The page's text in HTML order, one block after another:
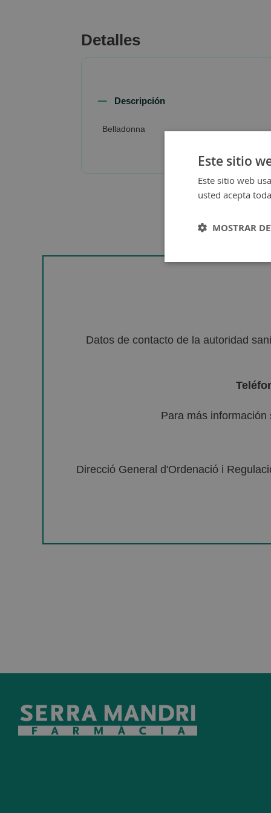
Detalles
Descripción
Belladonna
Datos de contacto de la autoridad
Para más
Direcció General d'Ordenació i
Este sitio
Este sitio web
usted acepta
MOSTRAR